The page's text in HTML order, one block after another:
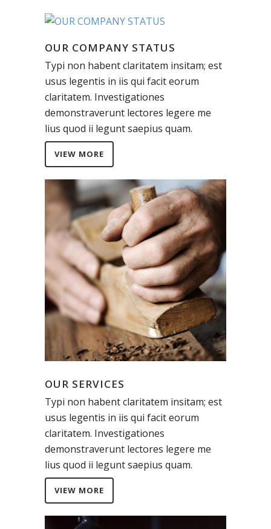
OUR COMPANY STATUS
Typi non habent claritatem insitam; est
usus legentis in iis qui facit eorum
claritatem. Investigationes
demonstraverunt lectores legere me
lius quod ii legunt saepius quam.
VIEW MORE
OUR SERVICES
Typi non habent claritatem insitam; est
usus legentis in iis qui facit eorum
claritatem. Investigationes
demonstraverunt lectores legere me
lius quod ii legunt saepius quam.
VIEW MORE